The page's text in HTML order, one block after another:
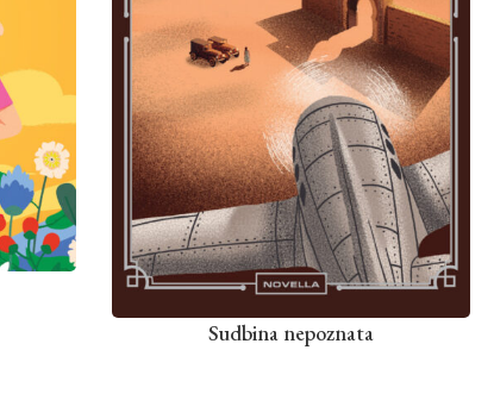
Sudbina nepoznata